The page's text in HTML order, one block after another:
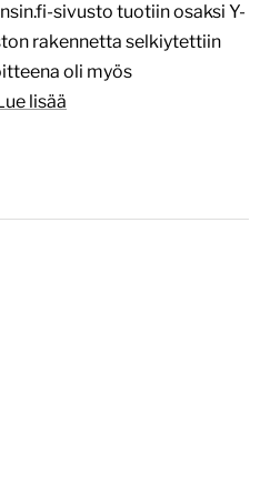
sivusto tuotiin osaksi Y-
rakennetta selkiytettiin
oli myös
lisää